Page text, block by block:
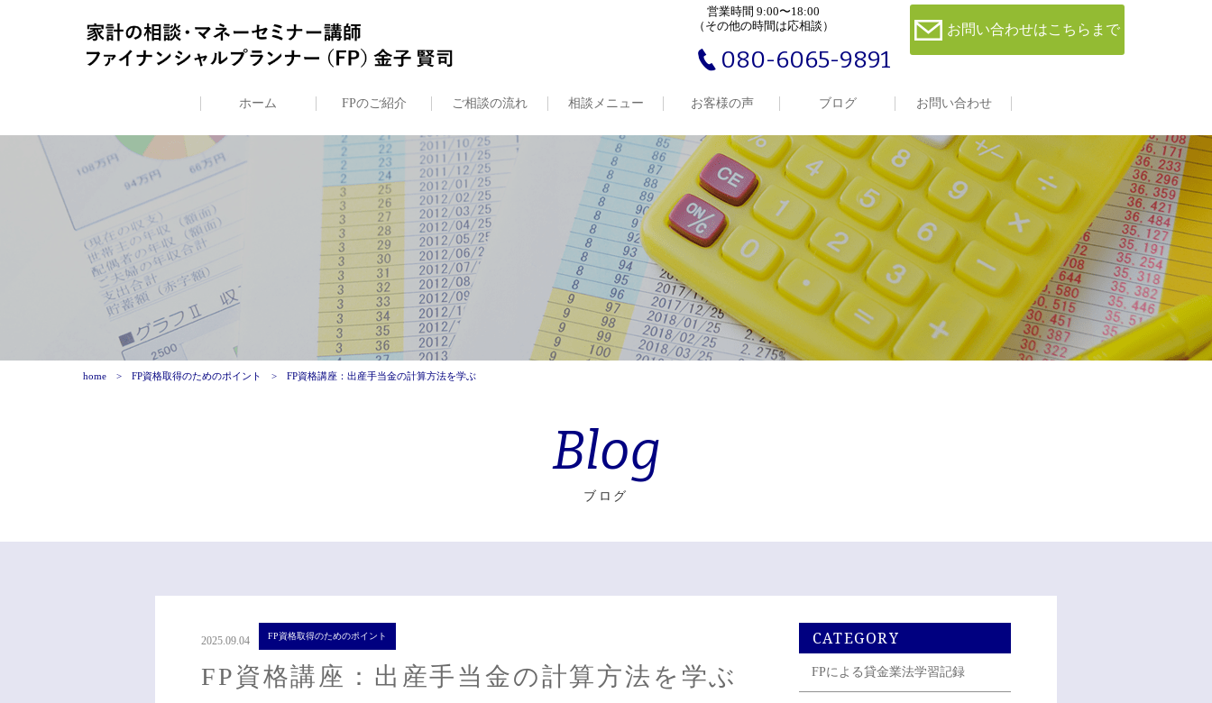
営業時間 9:00〜18:00
（その他の時間は応相談）
080-6065-9891
お問い合わせはこちらまで
ホーム FPのご紹介 ご相談の流れ 相談メニュー お客様の声 ブログ お問い合わせ
home FP資格取得のためのポイント FP資格講座：出産手当金の計算方法を学ぶ
Blog
ブログ
2025.09.04 FP資格取得のためのポイント
FP資格講座：出産手当金の計算方法を学ぶ
CATEGORY
FPによる貸金業法学習記録